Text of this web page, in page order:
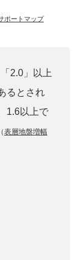
ポートマップ
2.0」以上
るとされ
1.6以上で
（表層地盤増幅